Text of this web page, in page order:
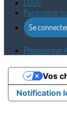
CGUV
Paramétrer
Se
Propulsé par
Notification
Vos